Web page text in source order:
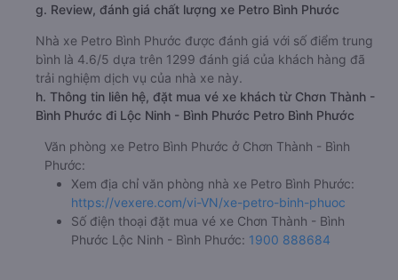
g. Review, đánh giá chất lượng xe Petro Bình Phước
Nhà xe Petro Bình Phước được đánh giá với số điểm trung
bình là 4.6/5 dựa trên 1299 đánh giá của khách hàng đã
trải nghiệm dịch vụ của nhà xe này.
h. Thông tin liên hệ, đặt mua vé xe khách từ Chơn Thành -
Bình Phước đi Lộc Ninh - Bình Phước Petro Bình Phước
Văn phòng xe Petro Bình Phước ở Chơn Thành - Bình
Phước:
Xem địa chỉ văn phòng nhà xe Petro Bình Phước:
https://vexere.com/vi-VN/xe-petro-binh-phuoc
Số điện thoại đặt mua vé xe Chơn Thành - Bình
Phước Lộc Ninh - Bình Phước: 1900 888684